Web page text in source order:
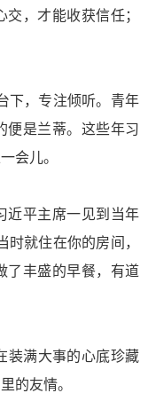
，才能收获信任；
，专注倾听。青年
便是兰蒂。这些年习
会儿。
平主席一见到当年
时就住在你的房间，
了丰盛的早餐，有道
满大事的心底珍藏
的友情。